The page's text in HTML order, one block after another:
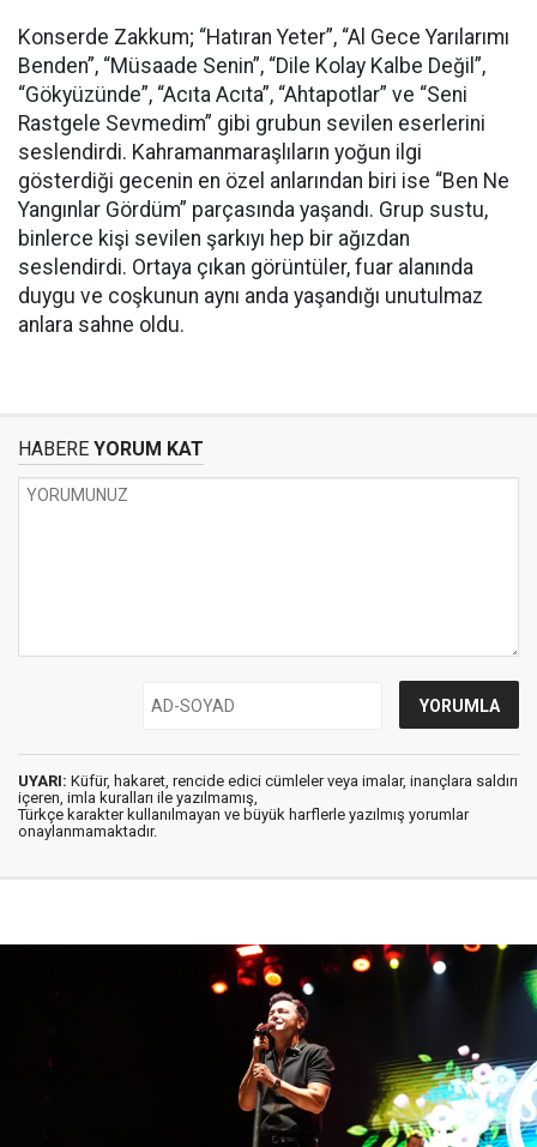
Konserde Zakkum; “Hatıran Yeter”, “Al Gece Yarılarımı
Benden”, “Müsaade Senin”, “Dile Kolay Kalbe Değil”,
“Gökyüzünde”, “Acıta Acıta”, “Ahtapotlar” ve “Seni
Rastgele Sevmedim” gibi grubun sevilen eserlerini
seslendirdi. Kahramanmaraşlıların yoğun ilgi
gösterdiği gecenin en özel anlarından biri ise “Ben Ne
Yangınlar Gördüm” parçasında yaşandı. Grup sustu,
binlerce kişi sevilen şarkıyı hep bir ağızdan
seslendirdi. Ortaya çıkan görüntüler, fuar alanında
duygu ve coşkunun aynı anda yaşandığı unutulmaz
anlara sahne oldu.
HABERE YORUM KAT
UYARI: Küfür, hakaret, rencide edici cümleler veya imalar, inançlara saldırı
içeren, imla kuralları ile yazılmamış,
Türkçe karakter kullanılmayan ve büyük harflerle yazılmış yorumlar
onaylanmamaktadır.